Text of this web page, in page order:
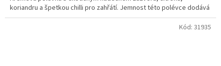
koriandru a špetkou chilli pro zahřátí. Jemnost této polévce dodává
kokosové mléko.
Kód: 31935